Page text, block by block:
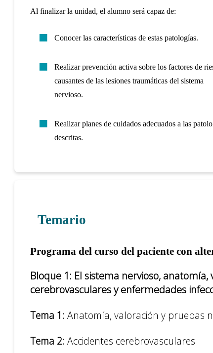
Al finalizar la unidad, el alumno será capaz de:
Conocer las características de estas patologías.
Realizar prevención activa sobre los factores de
causantes de las lesiones traumáticas del sistema
nervioso.
Realizar planes de cuidados adecuados a las
descritas.
Temario
Programa del curso del paciente con
Bloque 1: El sistema nervioso,
cerebrovasculares y enfermedades
Tema 1: Anatomía, valoración y pruebas
Tema 2: Accidentes cerebrovasculares